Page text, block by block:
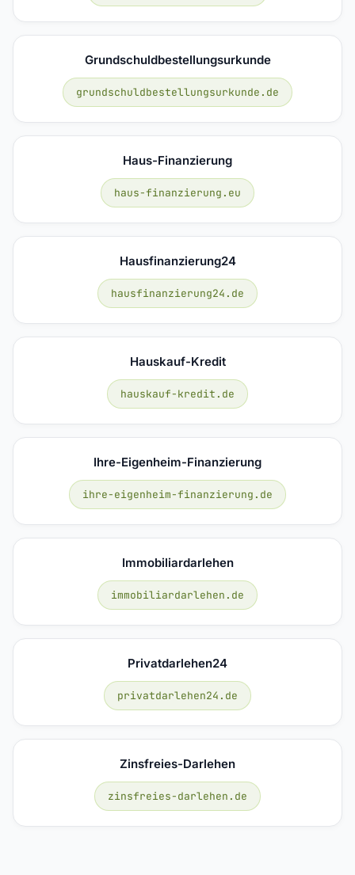
Grundschuldbestellungsurkunde
grundschuldbestellungsurkunde.de
Haus-Finanzierung
haus-finanzierung.eu
Hausfinanzierung24
hausfinanzierung24.de
Hauskauf-Kredit
hauskauf-kredit.de
Ihre-Eigenheim-Finanzierung
ihre-eigenheim-finanzierung.de
Immobiliardarlehen
immobiliardarlehen.de
Privatdarlehen24
privatdarlehen24.de
Zinsfreies-Darlehen
zinsfreies-darlehen.de